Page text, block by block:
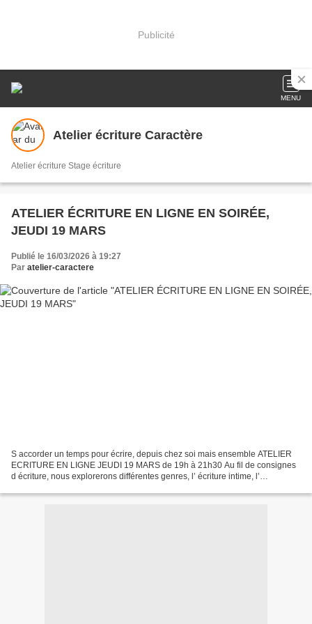
Publicité
MENU
Atelier écriture Caractère
Atelier écriture Stage écriture
ATELIER ÉCRITURE EN LIGNE EN SOIRÉE,
JEUDI 19 MARS
Publié le 16/03/2026 à 19:27
Par atelier-caractere
S accorder un temps pour écrire, depuis chez soi mais ensemble ATELIER
ECRITURE EN LIGNE JEUDI 19 MARS de 19h à 21h30 Au fil de consignes
d écriture, nous explorerons différentes genres, l’ écriture intime, l’